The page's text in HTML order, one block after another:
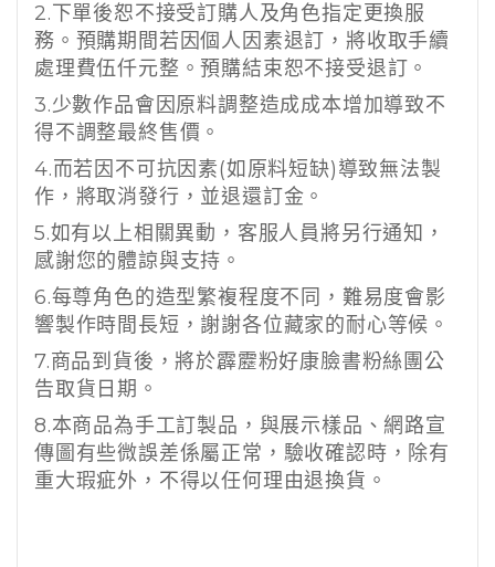
2.下單後恕不接受訂購人及角色指定更換服
務。預購期間若因個人因素退訂，將收取手續
處理費伍仟元整。預購結束恕不接受退訂。
3.少數作品會因原料調整造成成本增加導致不
得不調整最終售價。
4.而若因不可抗因素(如原料短缺)導致無法製
作，將取消發行，並退還訂金。
5.如有以上相關異動，客服人員將另行通知，
感謝您的體諒與支持。
6.每尊角色的造型繁複程度不同，難易度會影
響製作時間長短，謝謝各位藏家的耐心等候。
7.商品到貨後，將於霹靂粉好康臉書粉絲團公
告取貨日期。
8.本商品為手工訂製品，與展示樣品、網路宣
傳圖有些微誤差係屬正常，驗收確認時，除有
重大瑕疵外，不得以任何理由退換貨。